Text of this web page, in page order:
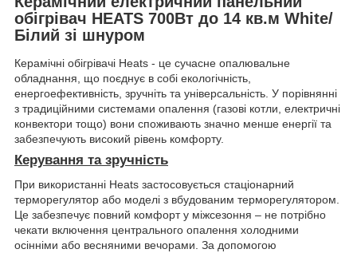
обігрівач HEATS 700Вт до 14 кв.м White/
Білий зі шнуром
Керамічні обігрівачі Heats - це сучасне опалювальне
обладнання, що поєднує в собі екологічність,
енергоефективність, зручніть та універсальність. У порівнянні
з традиційними системами опалення (газові котли, електричні
конвектори тощо) вони споживають значно менше енергії та
забезпечують високий рівень комфорту.
Керування та зручність
При використанні Heats застосовується стаціонарний
терморегулятор або моделі з вбудованим терморегулятором.
Це забезпечує повний комфорт у міжсезоння – не потрібно
чекати включення центрального опалення холодними
осінніми або весняними вечорами. За допомогою